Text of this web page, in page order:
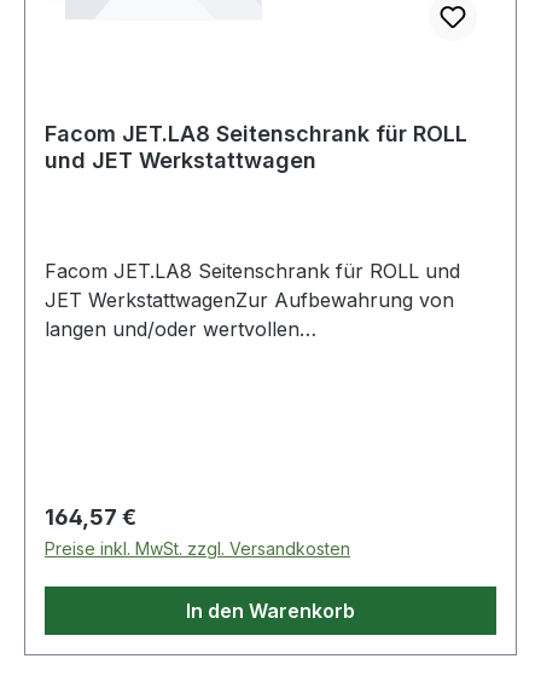
Facom JET.LA8 Seitenschrank für ROLL
und JET Werkstattwagen
Facom JET.LA8 Seitenschrank für ROLL und
JET WerkstattwagenZur Aufbewahrung von
langen und/oder wertvollen
Regulärer Preis:
164,57 €
Preise inkl. MwSt. zzgl. Versandkosten
In den Warenkorb